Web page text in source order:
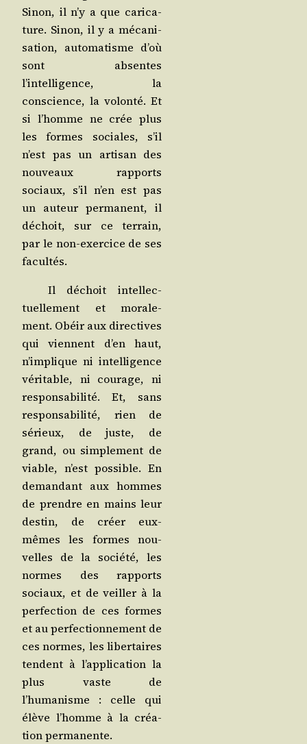
Sinon, il n’y a que cari­ca­
ture. Sinon, il y a méca­ni­
sa­tion, auto­ma­tisme d’où
sont absentes
l’intelligence, la
conscience, la volon­té. Et
si l’homme ne crée plus
les formes sociales, s’il
n’est pas un arti­san des
nou­veaux rap­ports
sociaux, s’il n’en est pas
un auteur per­ma­nent, il
déchoit, sur ce ter­rain,
par le non-exer­cice de ses
facultés.
Il déchoit intel­lec­
tuel­le­ment et mora­le­
ment. Obéir aux direc­tives
qui viennent d’en haut,
n’implique ni intel­li­gence
véri­table, ni cou­rage, ni
res­pon­sa­bi­li­té. Et, sans
res­pon­sa­bi­li­té, rien de
sérieux, de juste, de
grand, ou sim­ple­ment de
viable, n’est pos­sible. En
deman­dant aux hommes
de prendre en mains leur
des­tin, de créer eux-
mêmes les formes nou­
velles de la socié­té, les
normes des rap­ports
sociaux, et de veiller à la
per­fec­tion de ces formes
et au per­fec­tion­ne­ment de
ces normes, les liber­taires
tendent à l’application la
plus vaste de
l’humanisme : celle qui
élève l’homme à la créa­
tion permanente.